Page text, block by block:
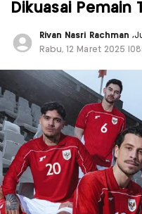
Dikuasai Pemain
Rivan Nasri Rachman ,
Rabu, 12 Maret 2025